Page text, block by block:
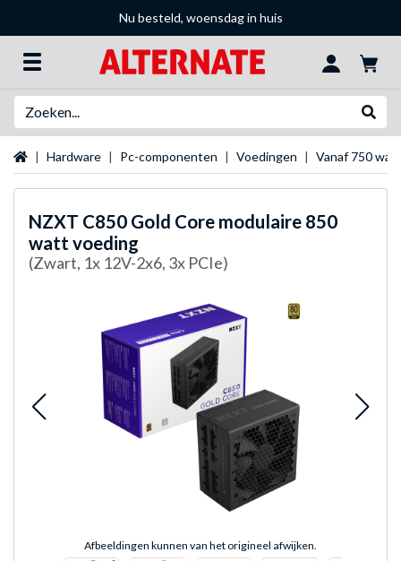
Nu besteld, woensdag in huis
Startpagina
Hardware Pc-componenten Voedingen Vanaf 750 watt
NZXT C850 Gold Core modulaire 850
watt voeding
(Zwart, 1x 12V-2x6, 3x PCIe)
Afbeeldingen kunnen van het origineel afwijken.